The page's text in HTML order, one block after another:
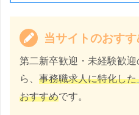
当サイトのおす
第二新卒歓迎・未経験歓
ら、 事務職求人に特化した
おすすめです。